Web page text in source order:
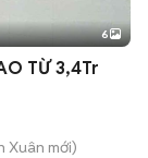
+2
6
TỪ 3,4Tr
Xuân mới)